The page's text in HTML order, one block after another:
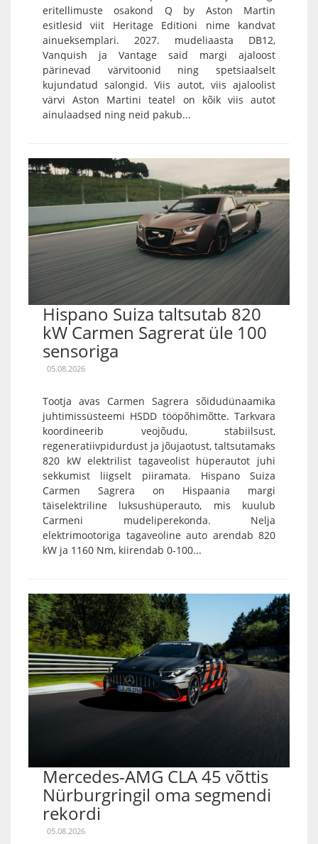
eritellimuste osakond Q by Aston Martin
esitlesid viit Heritage Editioni nime kandvat
ainueksemplari. 2027. mudeliaasta DB12,
Vanquish ja Vantage said margi ajaloost
pärinevad värvitoonid ning spetsiaalselt
kujundatud salongid. Viis autot, viis ajaloolist
värvi Aston Martini teatel on kõik viis autot
ainulaadsed ning neid pakub...
Hispano Suiza taltsutab 820
kW Carmen Sagrerat üle 100
sensoriga
05.08.2026
Tootja avas Carmen Sagrera sõidudünaamika
juhtimissüsteemi HSDD tööpõhimõtte. Tarkvara
koordineerib veojõudu, stabiilsust,
regeneratiivpidurdust ja jõujaotust, taltsutamaks
820 kW elektrilist tagaveolist hüperautot juhi
sekkumist liigselt piiramata. Hispano Suiza
Carmen Sagrera on Hispaania margi
täiselektriline luksushüperauto, mis kuulub
Carmeni mudeliperekonda. Nelja
elektrimootoriga tagaveoline auto arendab 820
kW ja 1160 Nm, kiirendab 0-100...
Mercedes-AMG CLA 45 võttis
Nürburgringil oma segmendi
rekordi
05.08.2026